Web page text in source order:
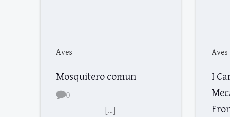
Aves
Mosquitero comun
0
[…]
Aves
I